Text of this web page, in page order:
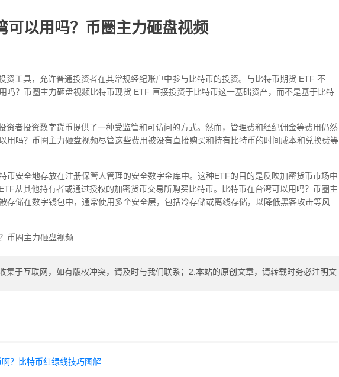
可以用吗？币圈主力砸盘视频
资工具，允许普通投资者在其常规经纪账户中参与比特币的投资。与比特币期货 ETF 不
吗？币圈主力砸盘视频比特币现货 ETF 直接投资于比特币这一基础资产，而不是基于比特
资者投资数字货币提供了一种受监管和可访问的方式。然而，管理费和经纪佣金等费用仍然
用吗？币圈主力砸盘视频尽管这些费用被没有直接购买和持有比特币的时间成本和兑换费等
币安全地存放在注册保管人管理的安全数字金库中。这种ETF的目的是反映加密货币市场中
从其他持有者或通过授权的加密货币交易所购买比特币。比特币在台湾可以用吗？币圈主
存储在数字钱包中，通常使用多个安全层，包括冷存储或离线存储，以降低黑客攻击等风
币圈主力砸盘视频
集于互联网，如有版权冲突，请及时与我们联系；2.本站的原创文章，请转载时务必注明文
？比特币红绿线技巧图解